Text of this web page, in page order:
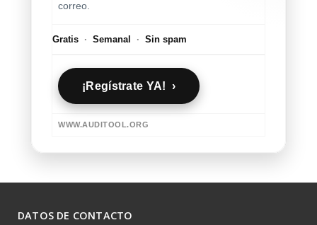
correo.
Gratis · Semanal · Sin spam
¡Regístrate YA! ›
WWW.AUDITOOL.ORG
DATOS DE CONTACTO